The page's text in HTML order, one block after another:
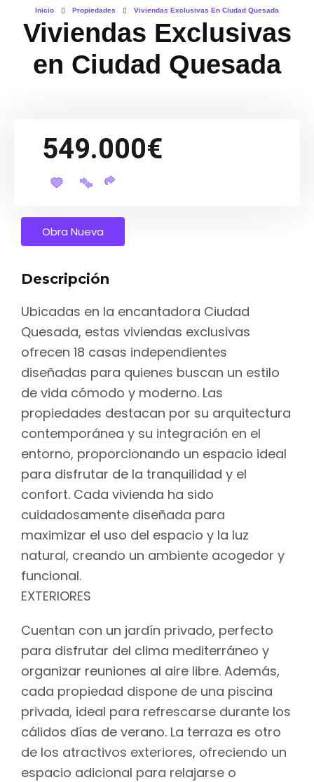
Inicio Propiedades Viviendas Exclusivas En Ciudad Quesada
Viviendas Exclusivas
en Ciudad Quesada
549.000€
Obra Nueva
Descripción
Ubicadas en la encantadora Ciudad
Quesada, estas viviendas exclusivas
ofrecen 18 casas independientes
diseñadas para quienes buscan un estilo
de vida cómodo y moderno. Las
propiedades destacan por su arquitectura
contemporánea y su integración en el
entorno, proporcionando un espacio ideal
para disfrutar de la tranquilidad y el
confort. Cada vivienda ha sido
cuidadosamente diseñada para
maximizar el uso del espacio y la luz
natural, creando un ambiente acogedor y
funcional.
EXTERIORES
Cuentan con un jardín privado, perfecto
para disfrutar del clima mediterráneo y
organizar reuniones al aire libre. Además,
cada propiedad dispone de una piscina
privada, ideal para refrescarse durante los
cálidos días de verano. La terraza es otro
de los atractivos exteriores, ofreciendo un
espacio adicional para relajarse o